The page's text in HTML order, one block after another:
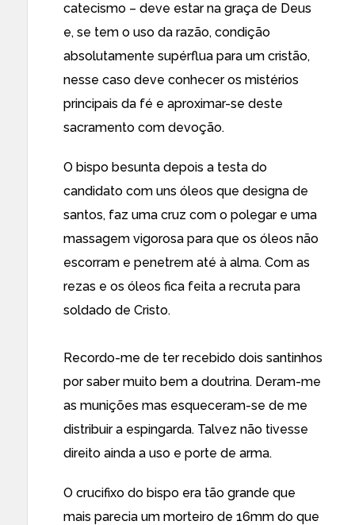
catecismo – deve estar na graça de Deus
e, se tem o uso da razão, condição
absolutamente supérflua para um cristão,
nesse caso deve conhecer os mistérios
principais da fé e aproximar-se deste
sacramento com devoção.
O bispo besunta depois a testa do
candidato com uns óleos que designa de
santos, faz uma cruz com o polegar e uma
massagem vigorosa para que os óleos não
escorram e penetrem até à alma. Com as
rezas e os óleos fica feita a recruta para
soldado de Cristo.
Recordo-me de ter recebido dois santinhos
por saber muito bem a doutrina. Deram-me
as munições mas esqueceram-se de me
distribuir a espingarda. Talvez não tivesse
direito ainda a uso e porte de arma.
O crucifixo do bispo era tão grande que
mais parecia um morteiro de 16mm do que